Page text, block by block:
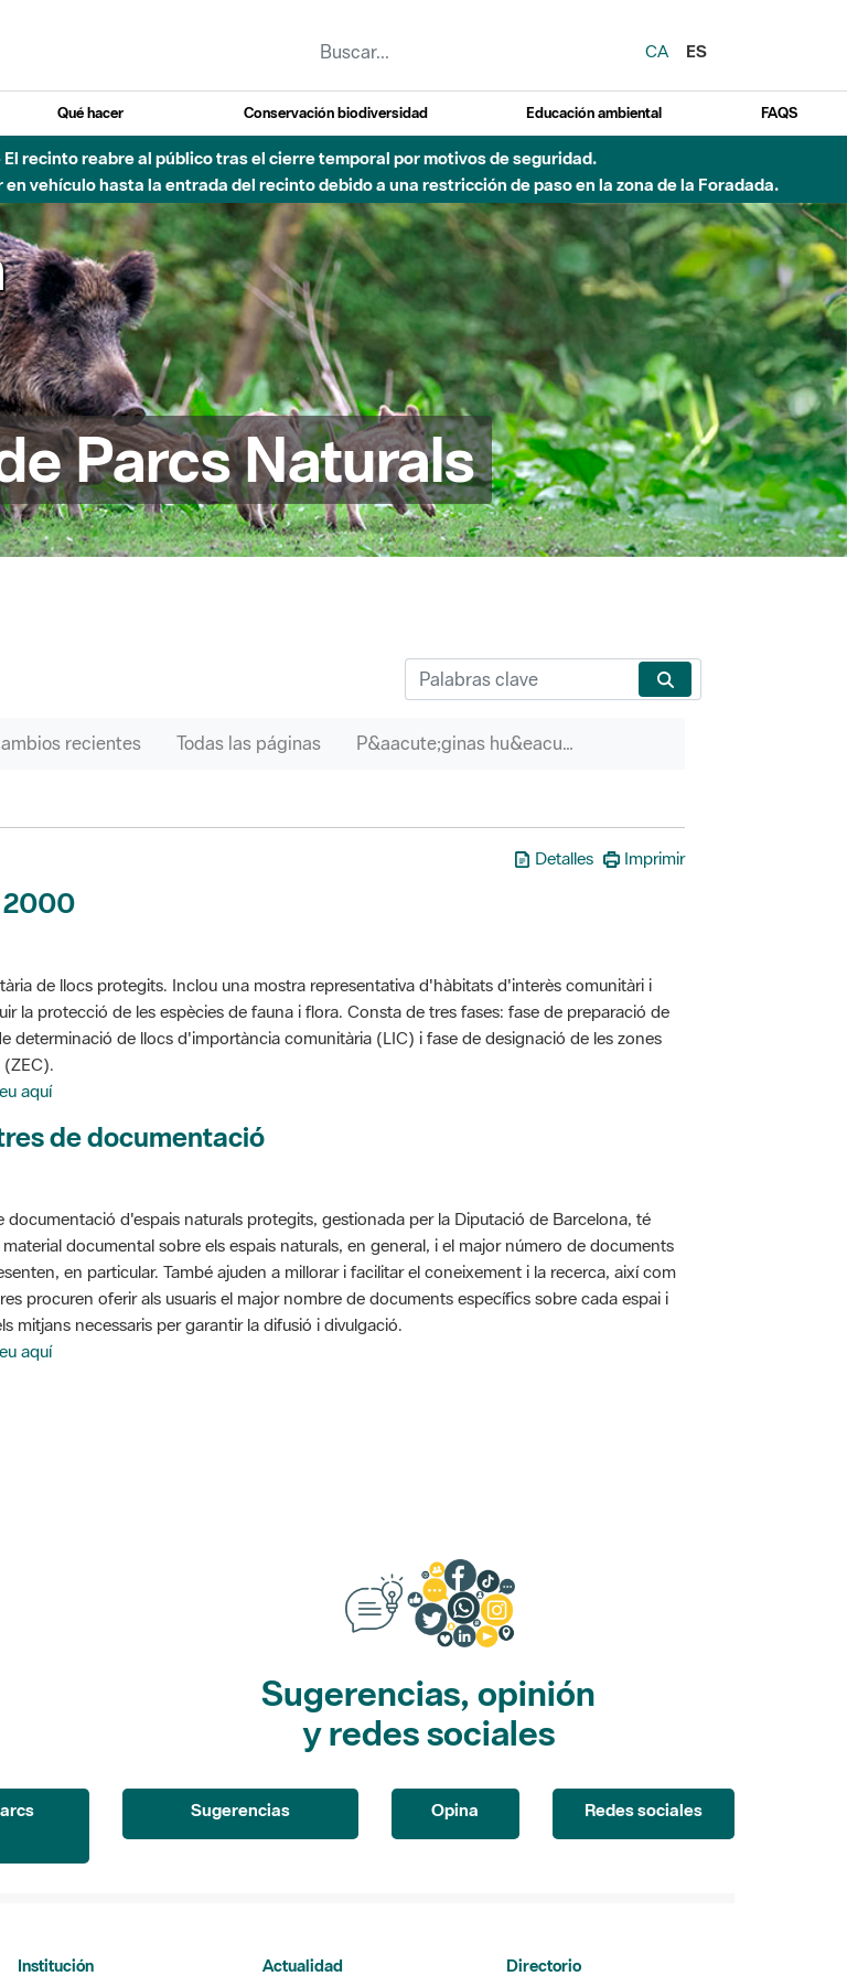
CA
ES
Qué hacer Conservación biodiversidad Educación ambiental FAQS
recinto reabre al público tras el cierre temporal por motivos de seguridad.
vehículo hasta la entrada del recinto debido a una restricción de paso en la zona de la Foradada.
Parcs Naturals
recientes Todas las páginas P&aacute;ginas hu&eacute;rfanas
Detalles Imprimir
2000
de llocs protegits. Inclou una mostra representativa d'hàbitats d'interès comunitàri i
la protecció de les espècies de fauna i flora. Consta de tres fases: fase de preparació de
determinació de llocs d'importància comunitària (LIC) i fase de designació de les zones
aquí
de documentació
documentació d'espais naturals protegits, gestionada per la Diputació de Barcelona, té
documental sobre els espais naturals, en general, i el major número de documents
en particular. També ajuden a millorar i facilitar el coneixement i la recerca, així com
procuren oferir als usuaris el major nombre de documents específics sobre cada espai i
mitjans necessaris per garantir la difusió i divulgació.
aquí
valoración media es de 0 estrellas de 5.
Sugerencias, opinión
y redes sociales
Sugerencias Opina Redes sociales
Institución Actualidad Directorio